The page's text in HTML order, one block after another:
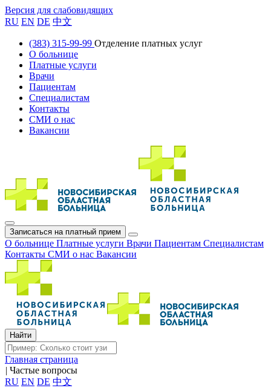
Версия для слабовидящих
RU EN DE 中文
(383) 315-99-99 Отделение платных услуг
О больнице
Платные услуги
Врачи
Пациентам
Специалистам
Контакты
СМИ о нас
Вакансии
Записаться на платный прием
О больнице Платные услуги Врачи Пациентам Специалистам
Контакты СМИ о нас Вакансии
Главная страница
| Частые вопросы
RU EN DE 中文